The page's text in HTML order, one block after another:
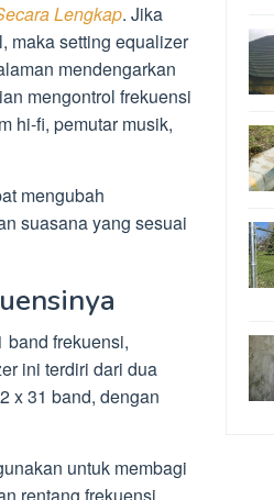
Lengkap. Jika
maka setting equalizer
mendengarkan
mengontrol frekuensi
hi-fi, pemutar musik,
mengubah
suasana yang sesuai
band frekuensi,
ini terdiri dari dua
x 31 band, dengan
untuk membagi